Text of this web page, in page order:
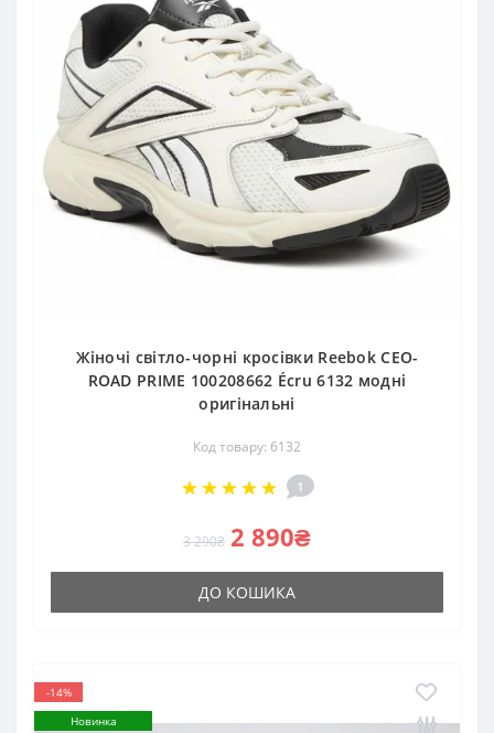
Жіночі світло-чорні кросівки Reebok CEO-
ROAD PRIME 100208662 Écru 6132 модні
оригінальні
Код товару: 6132
1
3 290₴ 2 890₴
ДО КОШИКА
-14%
Новинка